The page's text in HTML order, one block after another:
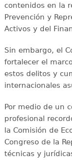
contenidos en la
Prevención y
Activos y del
Sin embargo, el
fortalecer el
estos delitos y
internacionales
Por medio de un
profesional
la Comisión de
Congreso de la
técnicas y